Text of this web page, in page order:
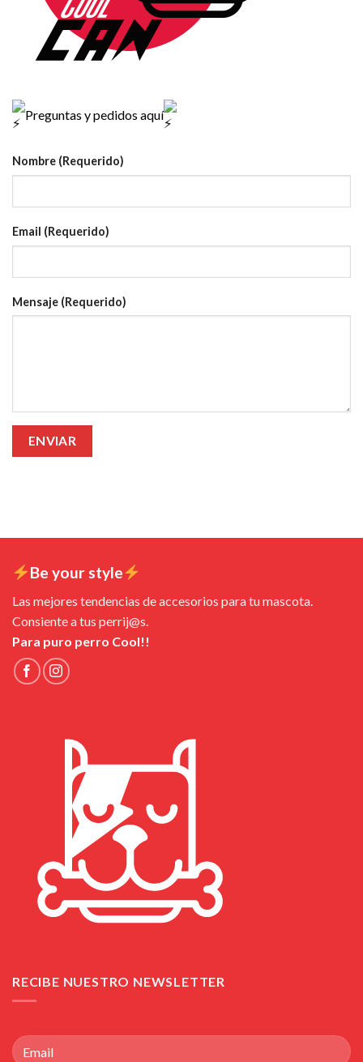
Preguntas y pedidos aquí
Nombre (Requerido)
Email (Requerido)
Mensaje (Requerido)
Be your style
Las mejores tendencias de accesorios para tu mascota.
Consiente a tus perrij@s.
Para puro perro Cool!!
RECIBE NUESTRO NEWSLETTER